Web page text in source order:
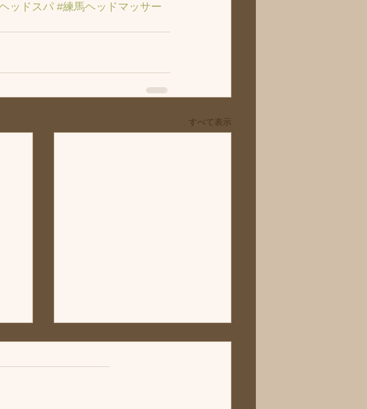
ッドスパ #練馬ヘッドマッサー
すべて表示